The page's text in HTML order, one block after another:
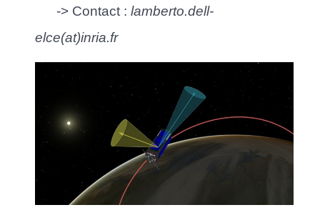
-> Contact : lamberto.dell-
elce(at)inria.fr